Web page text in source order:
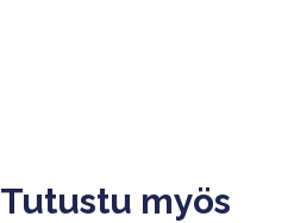
Tutustu myös